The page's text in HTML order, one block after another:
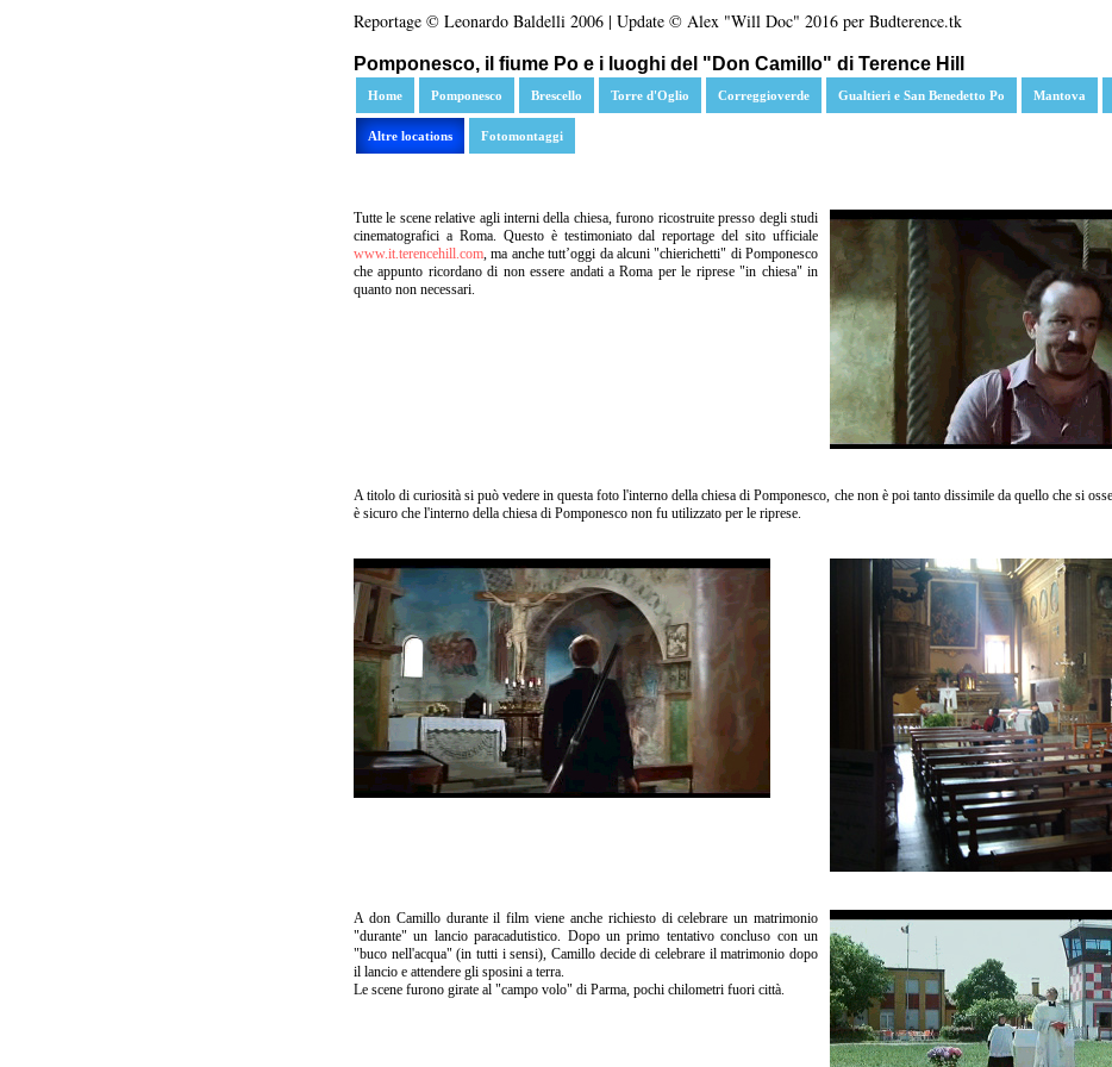
Reportage © Leonardo Baldelli 2006 | Update © Alex "Will Doc" 2016 per Budterence.tk
Pomponesco, il fiume Po e i luoghi del "Don Camillo" di Terence Hill
Home Pomponesco Brescello Torre d'Oglio Correggioverde Gualtieri e San Benedetto Po Mantova
Altre locations Fotomontaggi
Tutte le scene relative agli interni della chiesa, furono ricostruite presso degli studi
cinematografici a Roma. Questo è testimoniato dal reportage del sito ufficiale
www.it.terencehill.com, ma anche tutt’oggi da alcuni "chierichetti" di Pomponesco
che appunto ricordano di non essere andati a Roma per le riprese "in chiesa" in
quanto non necessari.
A titolo di curiosità si può vedere in questa foto l'interno della chiesa di Pomponesco, che non è poi tanto dissimile da quello che si
è sicuro che l'interno della chiesa di Pomponesco non fu utilizzato per le riprese.
A don Camillo durante il film viene anche richiesto di celebrare un matrimonio
"durante" un lancio paracadutistico. Dopo un primo tentativo concluso con un
"buco nell'acqua" (in tutti i sensi), Camillo decide di celebrare il matrimonio dopo
il lancio e attendere gli sposini a terra.
Le scene furono girate al "campo volo" di Parma, pochi chilometri fuori città.